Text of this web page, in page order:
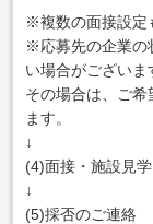
※複数の面接設定
※応募先の企業の
い場合がございま
その場合は、ご希
ます。
↓
(4)面接・施設見学
↓
(5)採否のご連絡